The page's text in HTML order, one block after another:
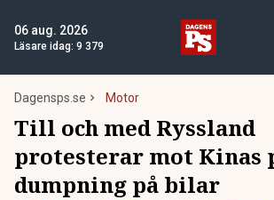
06 aug. 2026
Läsare idag: 9 379
Dagensps.se Motor
Till och med Ryssland
protesterar mot Kinas
dumpning på bilar